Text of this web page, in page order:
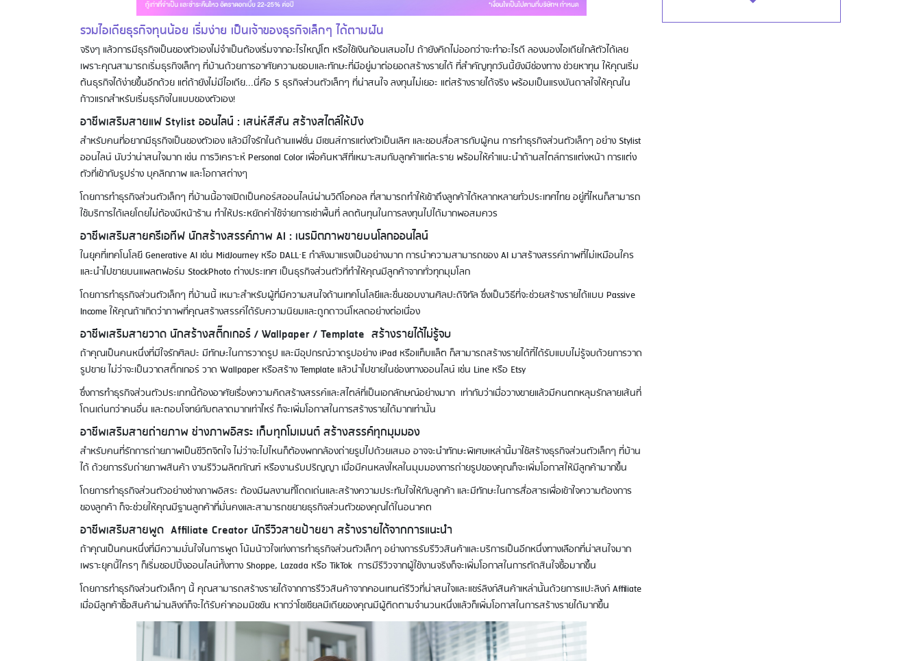
รวมไอเดียธุรกิจทุนน้อย เริ่มง่าย เป็นเจ้าของธุรกิจเล็กๆ ได้ตามฝัน
จริงๆ แล้วการมีธุรกิจเป็นของตัวเองไม่จำเป็นต้องเริ่มจากอะไรใหญ่โต หรือใช้เงินก้อนเสมอไป ถ้ายังคิดไม่ออกว่าจะทำอะไรดี ลองมองไอเดียใกล้ตัวได้เลย
เพราะคุณสามารถเริ่มธุรกิจเล็กๆ ที่บ้านด้วยการอาศัยความชอบและทักษะที่มีอยู่มาต่อยอดสร้างรายได้ ที่สำคัญทุกวันนี้ยังมีช่องทาง ช่วยหาทุน ให้คุณเริ่ม
ต้นธุรกิจได้ง่ายขึ้นอีกด้วย แต่ถ้ายังไม่มีไอเดีย...นี่คือ 5 ธุรกิจส่วนตัวเล็กๆ ที่น่าสนใจ ลงทุนไม่เยอะ แต่สร้างรายได้จริง พร้อมเป็นแรงบันดาลใจให้คุณใน
ก้าวแรกสำหรับเริ่มธุรกิจในแบบของตัวเอง!
อาชีพเสริมสายแฟ Stylist ออนไลน์ : เสน่ห์สีสัน สร้างสไตล์ให้ปัง
สำหรับคนที่อยากมีธุรกิจเป็นของตัวเอง แล้วมีใจรักในด้านแฟชั่น มีเซนส์การแต่งตัวเป็นเลิศ และชอบสื่อสารกับผู้คน การทำธุรกิจส่วนตัวเล็กๆ อย่าง Stylist
ออนไลน์ นับว่าน่าสนใจมาก เช่น การวิเคราะห์ Personal Color เพื่อค้นหาสีที่เหมาะสมกับลูกค้าแต่ละราย พร้อมให้คำแนะนำด้านสไตล์การแต่งหน้า การแต่ง
ตัวที่เข้ากับรูปร่าง บุคลิกภาพ และโอกาสต่างๆ
โดยการทำธุรกิจส่วนตัวเล็กๆ ที่บ้านนี้อาจเปิดเป็นคอร์สออนไลน์ผ่านวิดีโอคอล ที่สามารถทำให้เข้าถึงลูกค้าได้หลากหลายทั่วประเทศไทย อยู่ที่ไหนก็สามารถ
ใช้บริการได้เลยโดยไม่ต้องมีหน้าร้าน ทำให้ประหยัดค่าใช้จ่ายการเช่าพื้นที่ ลดต้นทุนในการลงทุนไปได้มากพอสมควร
อาชีพเสริมสายครีเอทีฟ นักสร้างสรรค์ภาพ AI : เนรมิตภาพขายบนโลกออนไลน์
ในยุคที่เทคโนโลยี Generative AI เช่น MidJourney หรือ DALL·E กำลังมาแรงเป็นอย่างมาก การนำความสามารถของ AI มาสร้างสรรค์ภาพที่ไม่เหมือนใคร
และนำไปขายบนแพลตฟอร์ม StockPhoto ต่างประเทศ เป็นธุรกิจส่วนตัวที่ทำให้คุณมีลูกค้าจากทั่วทุกมุมโลก
โดยการทำธุรกิจส่วนตัวเล็กๆ ที่บ้านนี้ เหมาะสำหรับผู้ที่มีความสนใจด้านเทคโนโลยีและชื่นชอบงานศิลปะดิจิทัล ซึ่งเป็นวิธีที่จะช่วยสร้างรายได้แบบ Passive
Income ให้คุณถ้าเกิดว่าภาพที่คุณสร้างสรรค์ได้รับความนิยมและถูกดาวน์โหลดอย่างต่อเนื่อง
อาชีพเสริมสายวาด นักสร้างสติ๊กเกอร์ / Wallpaper / Template สร้างรายได้ไม่รู้จบ
ถ้าคุณเป็นคนหนึ่งที่มีใจรักศิลปะ มีทักษะในการวาดรูป และมีอุปกรณ์วาดรูปอย่าง iPad หรือแท็บแล็ต ก็สามารถสร้างรายได้ที่ได้รับแบบไม่รู้จบด้วยการวาด
รูปขาย ไม่ว่าจะเป็นวาดสติ๊กเกอร์ วาด Wallpaper หรือสร้าง Template แล้วนำไปขายในช่องทางออนไลน์​ เช่น Line หรือ Etsy
ซึ่งการทำธุรกิจส่วนตัวประเภทนี้ต้องอาศัยเรื่องความคิดสร้างสรรค์และสไตล์ที่เป็นเอกลักษณ์อย่างมาก เท่ากับว่าเมื่อวางขายแล้วมีคนตกหลุมรักลายเส้นที่
โดนเด่นกว่าคนอื่น และตอบโจทย์กับตลาดมากเท่าไหร่ ก็จะเพิ่มโอกาสในการสร้างรายได้มากเท่านั้น
อาชีพเสริมสายถ่ายภาพ ช่างภาพอิสระ เก็บทุกโมเมนต์ สร้างสรรค์ทุกมุมมอง
สำหรับคนที่รักการถ่ายภาพเป็นชีวิตจิตใจ ไม่ว่าจะไปไหนก็ต้องพกกล้องถ่ายรูปไปด้วยเสมอ อาจจะนำทักษะพิเศษเหล่านี้มาใช้สร้างธุรกิจส่วนตัวเล็กๆ ที่บ้าน
ได้ ด้วยการรับถ่ายภาพสินค้า งานรีวิวผลิตภัณฑ์ หรืองานรับปริญญา เมื่อมีคนหลงใหลในมุมมองการถ่ายรูปของคุณก็จะเพิ่มโอกาสให้มีลูกค้ามากขึ้น
โดยการทำธุรกิจส่วนตัวอย่างช่างภาพอิสระ ต้องมีผลงานที่โดดเด่นและสร้างความประทับใจให้กับลูกค้า และมีทักษะในการสื่อสารเพื่อเข้าใจความต้องการ
ของลูกค้า ก็จะช่วยให้คุณมีฐานลูกค้าที่มั่นคงและสามารถขยายธุรกิจส่วนตัวของคุณได้ในอนาคต
อาชีพเสริมสายพูด Affiliate Creator นักรีวิวสายป้ายยา สร้างรายได้จากการแนะนำ
ถ้าคุณเป็นคนหนึ่งที่มีความมั่นใจในการพูด โน้มน้าวใจเก่งการทำธุรกิจส่วนตัวเล็กๆ อย่างการรับรีวิวสินค้าและบริการเป็นอีกหนึ่งทางเลือกที่น่าสนใจมาก
เพราะยุคนี้ใครๆ ก็เริ่มชอปปิ้งออนไลน์ทั้งทาง Shoppe, Lazada หรือ TikTok การมีรีวิวจากผู้ใช้งานจริงก็จะเพิ่มโอกาสในการตัดสินใจซื้อมากขึ้น
โดยการทำธุรกิจส่วนตัวเล็กๆ นี้ คุณสามารถสร้างรายได้จากการรีวิวสินค้าจากคอนเทนต์รีวิวที่น่าสนใจและแชร์ลิงก์สินค้าเหล่านั้นด้วยการแปะลิงก์ Affiliate
เมื่อมีลูกค้าซื้อสินค้าผ่านลิงก์ก็จะได้รับค่าคอมมิชชัน หากว่าโซเชียลมีเดียของคุณมีผู้ติดตามจำนวนหนึ่งแล้วก็เพิ่มโอกาสในการสร้างรายได้มากขึ้น